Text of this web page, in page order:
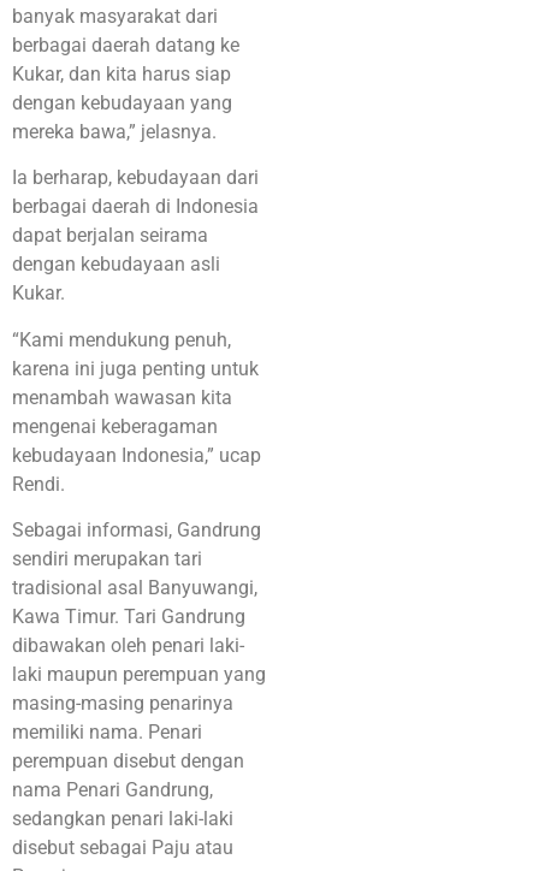
banyak masyarakat dari
berbagai daerah datang ke
Kukar, dan kita harus siap
dengan kebudayaan yang
mereka bawa,” jelasnya.
Ia berharap, kebudayaan dari
berbagai daerah di Indonesia
dapat berjalan seirama
dengan kebudayaan asli
Kukar.
“Kami mendukung penuh,
karena ini juga penting untuk
menambah wawasan kita
mengenai keberagaman
kebudayaan Indonesia,” ucap
Rendi.
Sebagai informasi, Gandrung
sendiri merupakan tari
tradisional asal Banyuwangi,
Kawa Timur. Tari Gandrung
dibawakan oleh penari laki-
laki maupun perempuan yang
masing-masing penarinya
memiliki nama. Penari
perempuan disebut dengan
nama Penari Gandrung,
sedangkan penari laki-laki
disebut sebagai Paju atau